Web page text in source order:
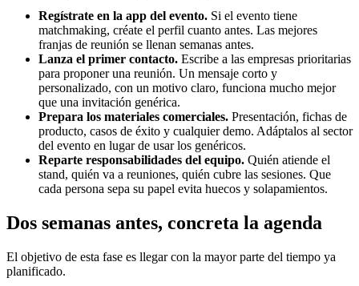
Regístrate en la app del evento. Si el evento tiene
matchmaking, créate el perfil cuanto antes. Las mejores
franjas de reunión se llenan semanas antes.
Lanza el primer contacto. Escribe a las empresas prioritarias
para proponer una reunión. Un mensaje corto y
personalizado, con un motivo claro, funciona mucho mejor
que una invitación genérica.
Prepara los materiales comerciales. Presentación, fichas de
producto, casos de éxito y cualquier demo. Adáptalos al sector
del evento en lugar de usar los genéricos.
Reparte responsabilidades del equipo. Quién atiende el
stand, quién va a reuniones, quién cubre las sesiones. Que
cada persona sepa su papel evita huecos y solapamientos.
Dos semanas antes, concreta la agenda
El objetivo de esta fase es llegar con la mayor parte del tiempo ya
planificado.